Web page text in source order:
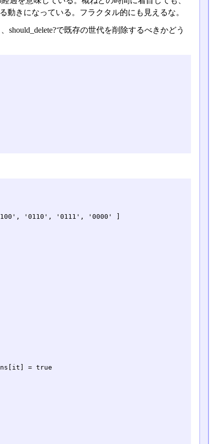
きになっている。フラクタル的にも見えるな。
で既存の世代を削除するべきかどう
'0110', '0111', '0000' ]
= true